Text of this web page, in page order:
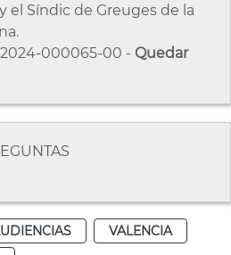
el Síndic de Greuges de la
000065-00 - Quedar
VALENCIA